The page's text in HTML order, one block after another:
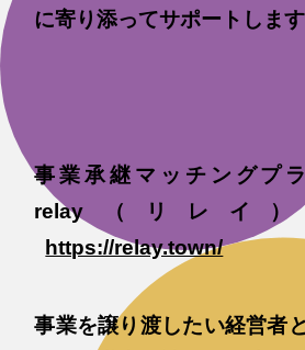
に寄り添ってサポートします
事業承継マッチングプ
relay（リレイ
https://relay.town/
事業を譲り渡したい経営者